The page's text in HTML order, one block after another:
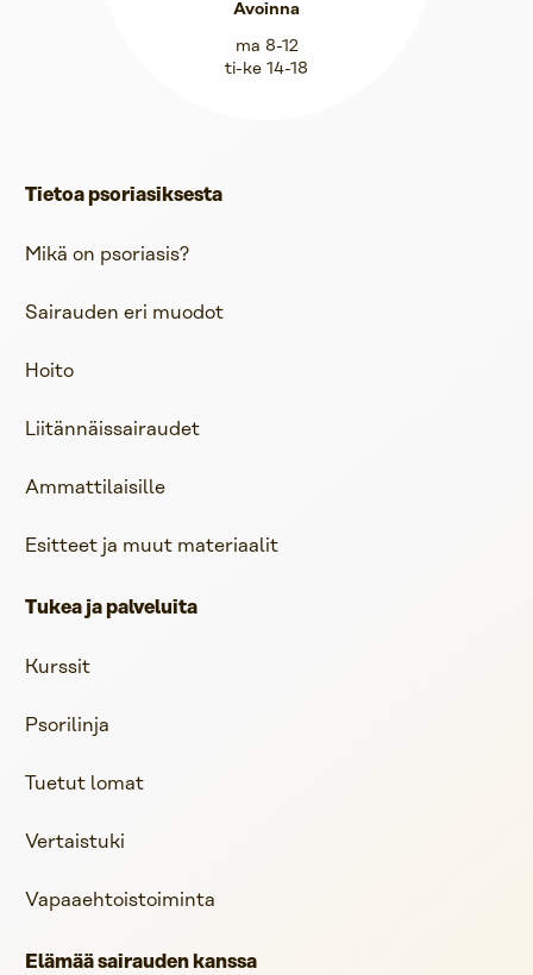
Tietoa psoriasiksesta
Mikä on psoriasis?
Sairauden eri muodot
Hoito
Liitännäissairaudet
Ammattilaisille
Esitteet ja muut materiaalit
Tukea ja palveluita
Kurssit
Psorilinja
Tuetut lomat
Vertaistuki
Vapaaehtoistoiminta
Elämää sairauden kanssa
Avoinna
ma 8-12
ti-ke 14-18